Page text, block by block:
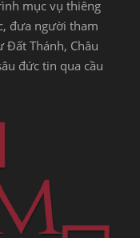
mục vụ thiêng
đưa người tham
Đất Thánh, Châu
đức tin qua cầu